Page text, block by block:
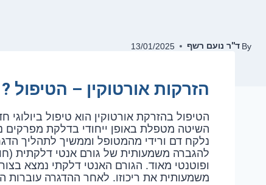
By ד''ר נועם רשף 13/01/2025
הזרקות אורטוקין – הטיפול ?
הטיפול בהזרקת אורטוקין הוא טיפול
השיטה מטפלת באופן ייחודי בדלקת מפרקים
נלקח דם ורידי מהמטופל וממשיך לתהליך
ופוטנטי מאוד. הגורם האנטי דלקתי נמצא
משמעותית את ריכוזו. לאחר ההדגרה עוברות